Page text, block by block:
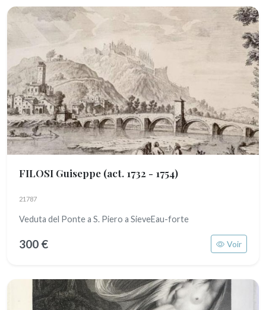
FILOSI Guiseppe (act. 1732 - 1754)
21787
Veduta del Ponte a S. Piero a SieveEau-forte
300 € Voir